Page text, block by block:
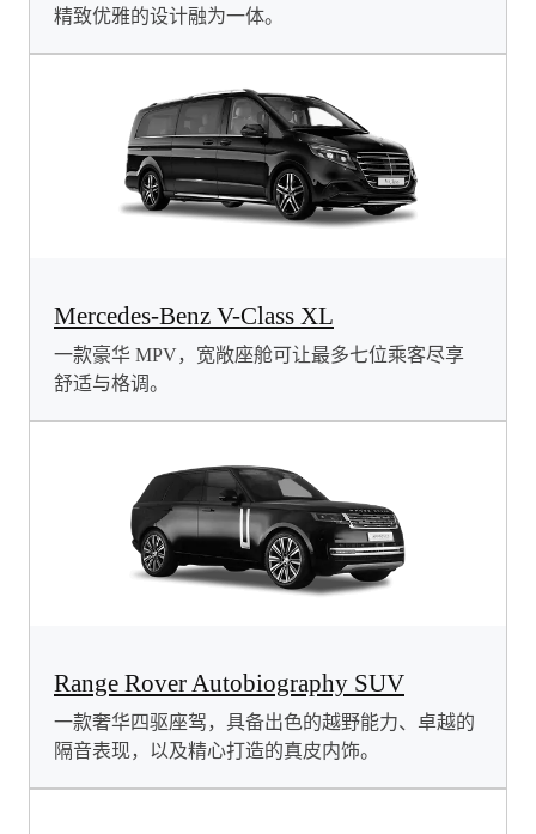
精致优雅的设计融为一体。
Mercedes-Benz V-Class XL
一款豪华 MPV，宽敞座舱可让最多七位乘客尽享
舒适与格调。
Range Rover Autobiography SUV
一款奢华四驱座驾，具备出色的越野能力、卓越的
隔音表现，以及精心打造的真皮内饰。